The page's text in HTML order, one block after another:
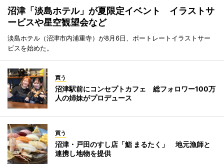
沼津「淡島ホテル」が夏限定イベント イラストサ
ービスや星空観望会など
淡島ホテル（沼津市内浦重寺）が8月6日、ポートレートイラストサー
ビスを始めた。
買う
沼津駅前にコンセプトカフェ 総フォロワー100万
人の姉妹がプロデュース
買う
沼津・戸田のすし店「鮨 まるたく」 地元漁師と
連携し地物を提供